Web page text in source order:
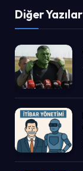
Diğer Yazılar